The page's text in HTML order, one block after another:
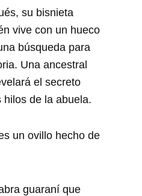
su bisnieta
vive con un hueco
búsqueda para
Una ancestral
el secreto
de la abuela.
un ovillo hecho de
guaraní que